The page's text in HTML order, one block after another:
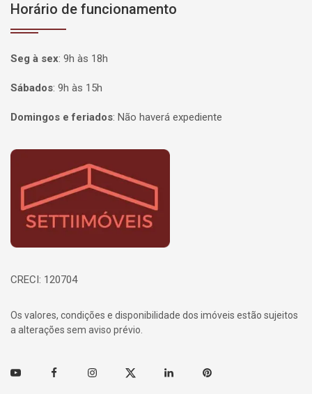
Horário de funcionamento
Seg à sex: 9h às 18h
Sábados: 9h às 15h
Domingos e feriados: Não haverá expediente
Página inicial
CRECI: 120704
Os valores, condições e disponibilidade dos imóveis estão sujeitos
a alterações sem aviso prévio.
Youtube FacebookInstagramTwitter Linkedin Pinterest